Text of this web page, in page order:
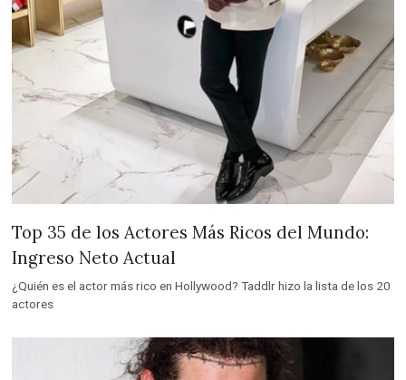
Top 35 de los Actores Más Ricos del Mundo:
Ingreso Neto Actual
¿Quién es el actor más rico en Hollywood? Taddlr hizo la lista de los 20
actores